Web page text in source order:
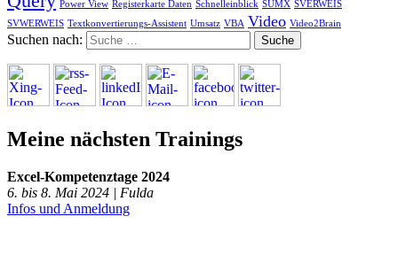
Power View Registerkarte Daten Schnelleinblick SUMX SVERWEIS
SVWERWEIS Textkonvertierungs-Assistent Umsatz VBA Video Video2Brain
Suchen nach:
Meine nächsten Trainings
Excel-Kompetenztage 2024
6. bis 8. Mai 2024 | Fulda
Infos und Anmeldung